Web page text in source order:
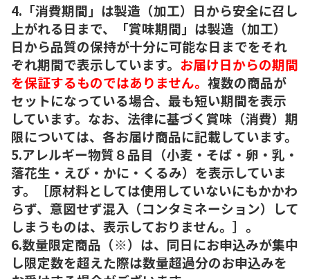
4.「消費期間」は製造（加工）日から安全に召し
上がれる日まで、「賞味期間」は製造（加工）
日から品質の保持が十分に可能な日までをそれ
ぞれ期間で表示しています。 お届け日からの期間
を保証するものではありません。 複数の商品が
セットになっている場合、最も短い期間を表示
しています。なお、法律に基づく賞味（消費）期
限については、各お届け商品に記載しています。
5.アレルギー物質８品目（小麦・そば・卵・乳・
落花生・えび・かに・くるみ）を表示していま
す。［原材料としては使用していないにもかかわ
らず、意図せず混入（コンタミネーション）して
しまうものは、表示しておりません。］。
6.数量限定商品（※）は、同日にお申込みが集中
し限定数を超えた際は数量超過分のお申込みを